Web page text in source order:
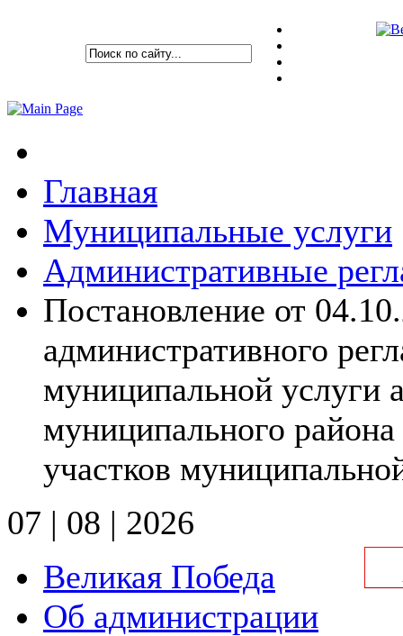
Главная
Муниципальные услуги
Административные
Постановление от
административного
муниципальной услуги
муниципального
участков
07 | 08 | 2026
Великая Победа
Об администрации